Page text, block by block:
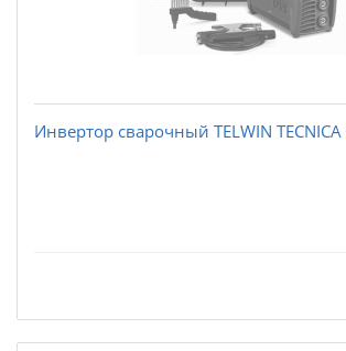
Инвертор сварочный TELWIN